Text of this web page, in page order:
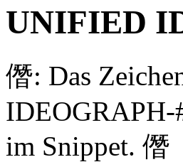
UNIFIED
僭: Das
IDEOGRAPH-
im Snippet. 僭